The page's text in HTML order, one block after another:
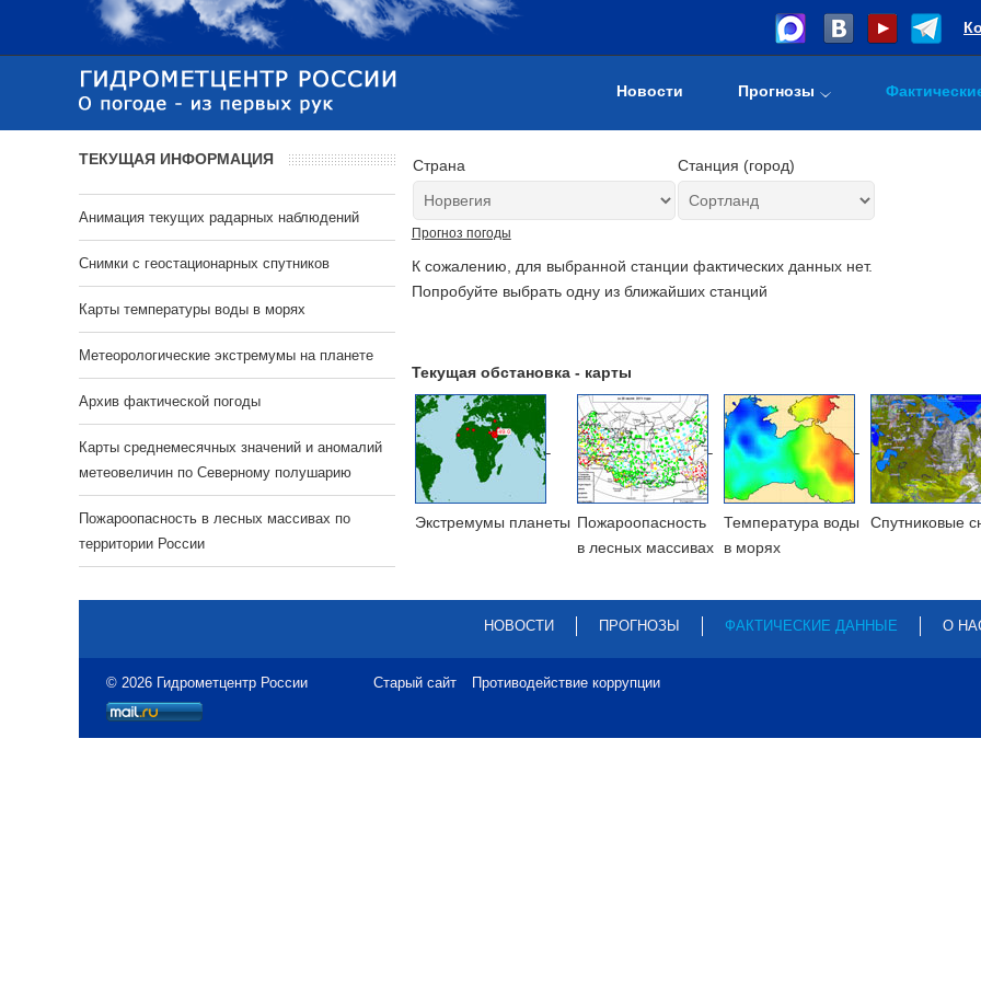
Новости Прогнозы
Страна Станция (город)
Прогноз погоды
К сожалению, для выбранной станции фактических данных нет.
Попробуйте выбрать одну из ближайших станций
Текущая обстановка - карты
Экстремумы планеты Пожароопасность
в лесных массивах
Температура воды
в морях
Cпутниковые
ТЕКУЩАЯ ИНФОРМАЦИЯ
Анимация текущих радарных наблюдений
Cнимки с геостационарных спутников
Карты температуры воды в морях
Метеорологические экстремумы на планете
Архив фактической погоды
Карты среднемесячных значений и аномалий
метеовеличин по Северному полушарию
Пожароопасность в лесных массивах по
территории России
НОВОСТИ ПРОГНОЗЫ ФАКТИЧЕСКИЕ ДАННЫЕ О
© 2026 Гидрометцентр России Старый сайт Противодействие коррупции